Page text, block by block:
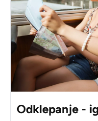
Odklepanje -